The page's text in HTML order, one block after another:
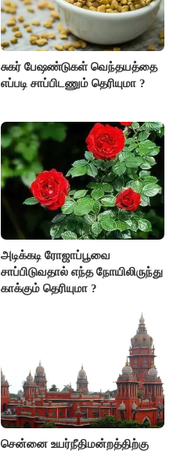
சுகர் பேஷண்டுகள் வெந்தயத்தை
எப்படி சாப்பிடணும் தெரியுமா ?
அடிக்கடி ரோஜாப்பூவை
சாப்பிடுவதால் எந்த நோயிலிருந்து
காக்கும் தெரியுமா ?
சென்னை உயர்நீதிமன்றத்திற்கு